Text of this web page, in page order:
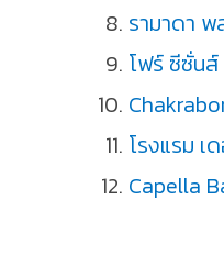
รามาดา พ
โฟร์ ซีซั่นส์
โรงแรม เ
Capella